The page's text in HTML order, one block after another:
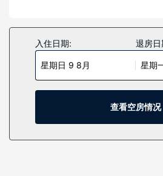
受。提供免费无线网络，方便您与朋
施包括茶具/咖啡用具和洗衣机，并可
外收费）。
物业设施
您可利用酒店的按摩慰劳一下自己，
其他设施
特色服务/设施包括ATM/银行服务和电
入住日期:
星期日 9 8月
退房日
星期
查看空房情况